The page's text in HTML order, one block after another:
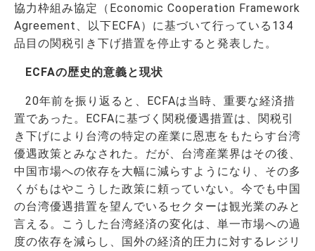
協力枠組み協定（Economic Cooperation Framework
Agreement、以下ECFA）に基づいて行っている134
品目の関税引き下げ措置を停止すると発表した。
ECFAの歴史的意義と現状
20年前を振り返ると、ECFAは当時、重要な経済措
置であった。ECFAに基づく関税優遇措置は、関税引
き下げにより台湾の特定の産業に恩恵をもたらす台湾
優遇政策とみなされた。だが、台湾産業界はその後、
中国市場への依存を大幅に減らすようになり、その多
くがもはやこうした政策に頼っていない。今でも中国
の台湾優遇措置を望んでいるセクターは観光業のみと
言える。こうした台湾経済の変化は、単一市場への過
度の依存を減らし、国外の経済的圧力に対するレジリ